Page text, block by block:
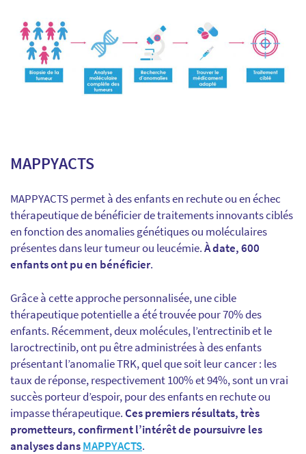
MAPPYACTS
MAPPYACTS permet à des enfants en rechute ou en échec
thérapeutique de bénéficier de traitements innovants ciblés
en fonction des anomalies génétiques ou moléculaires
présentes dans leur tumeur ou leucémie.À date, 600
enfants ont pu en bénéficier.
Grâce à cette approche personnalisée, une cible
thérapeutique potentielle a été trouvée pour 70% des
enfants. Récemment, deux molécules, l’entrectinib et le
laroctrectinib, ont pu être administrées à des enfants
présentant l’anomalie TRK, quel que soit leur cancer : les
taux de réponse, respectivement 100% et 94%, sont un vrai
succès porteur d’espoir, pour des enfants en rechute ou
impasse thérapeutique.Ces premiers résultats, très
prometteurs, confirment l’intérêt de poursuivre les
analyses dansMAPPYACTS.